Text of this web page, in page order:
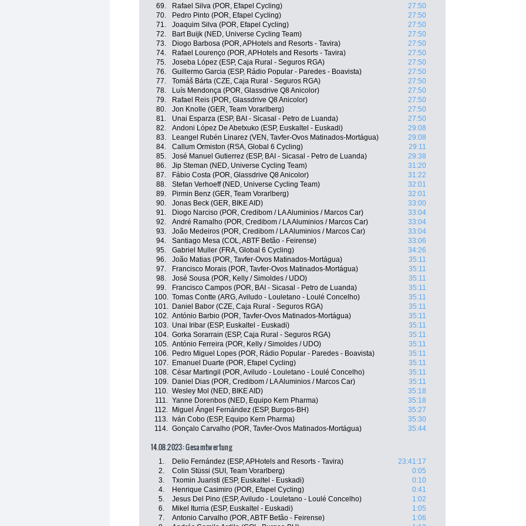
69.
Rafael Silva (POR, Efapel Cycling)
27:50
70.
Pedro Pinto (POR, Efapel Cycling)
27:50
71.
Joaquim Silva (POR, Efapel Cycling)
27:50
72.
Bart Buijk (NED, Universe Cycling Team)
27:50
73.
Diogo Barbosa (POR, APHotels and Resorts - Tavira)
27:50
74.
Rafael Lourenço (POR, APHotels and Resorts - Tavira)
27:50
75.
Joseba López (ESP, Caja Rural - Seguros RGA)
27:50
76.
Guillermo Garcia (ESP, Rádio Popular - Paredes - Boavista)
27:50
77.
Tomáš Bárta (CZE, Caja Rural - Seguros RGA)
27:50
78.
Luís Mendonça (POR, Glassdrive Q8 Anicolor)
27:50
79.
Rafael Reis (POR, Glassdrive Q8 Anicolor)
27:50
80.
Jon Knolle (GER, Team Vorarlberg)
27:50
81.
Unai Esparza (ESP, BAI - Sicasal - Petro de Luanda)
27:50
82.
Andoni López De Abetxuko (ESP, Euskaltel - Euskadi)
29:08
83.
Leangel Rubén Linarez (VEN, Tavfer-Ovos Matinados-Mortágua)
29:08
84.
Callum Ormiston (RSA, Global 6 Cycling)
29:11
85.
José Manuel Gutierrez (ESP, BAI - Sicasal - Petro de Luanda)
29:38
86.
Jip Steman (NED, Universe Cycling Team)
31:20
87.
Fábio Costa (POR, Glassdrive Q8 Anicolor)
31:22
88.
Stefan Verhoeff (NED, Universe Cycling Team)
32:01
89.
Pirmin Benz (GER, Team Vorarlberg)
32:01
90.
Jonas Beck (GER, BIKE AID)
33:00
91.
Diogo Narciso (POR, Credibom / LA Aluminios / Marcos Car)
33:04
92.
André Ramalho (POR, Credibom / LA Aluminios / Marcos Car)
33:04
93.
João Medeiros (POR, Credibom / LA Aluminios / Marcos Car)
33:04
94.
Santiago Mesa (COL, ABTF Betão - Feirense)
33:06
95.
Gabriel Muller (FRA, Global 6 Cycling)
34:26
96.
João Matias (POR, Tavfer-Ovos Matinados-Mortágua)
35:11
97.
Francisco Morais (POR, Tavfer-Ovos Matinados-Mortágua)
35:11
98.
José Sousa (POR, Kelly / Simoldes / UDO)
35:11
99.
Francisco Campos (POR, BAI - Sicasal - Petro de Luanda)
35:11
100. Tomas Contte (ARG, Aviludo - Louletano - Loulé Concelho)
35:11
101.
Daniel Babor (CZE, Caja Rural - Seguros RGA)
35:11
102. António Barbio (POR, Tavfer-Ovos Matinados-Mortágua)
35:11
103. Unai Iribar (ESP, Euskaltel - Euskadi)
35:11
104. Gorka Sorarrain (ESP, Caja Rural - Seguros RGA)
35:11
105. António Ferreira (POR, Kelly / Simoldes / UDO)
35:11
106.
Pedro Miguel Lopes (POR, Rádio Popular - Paredes - Boavista)
35:11
107.
Emanuel Duarte (POR, Efapel Cycling)
35:11
108. César Martingil (POR, Aviludo - Louletano - Loulé Concelho)
35:11
109.
Daniel Dias (POR, Credibom / LA Aluminios / Marcos Car)
35:11
110. Wesley Mol (NED, BIKE AID)
35:18
111. Yanne Dorenbos (NED, Equipo Kern Pharma)
35:18
112.
Miguel Ángel Fernández (ESP, Burgos-BH)
35:27
113.
Iván Cobo (ESP, Equipo Kern Pharma)
35:30
114. Gonçalo Carvalho (POR, Tavfer-Ovos Matinados-Mortágua) 35:44
14.08.2023: Gesamtwertung
1. Delio Fernández (ESP, APHotels and Resorts - Tavira)
23:41:17
2.
Colin Stüssi (SUI, Team Vorarlberg)
0:05
3.
Txomin Juaristi (ESP, Euskaltel - Euskadi)
0:10
4.
Henrique Casimiro (POR, Efapel Cycling)
0:41
5.
Jesus Del Pino (ESP, Aviludo - Louletano - Loulé Concelho)
1:02
6.
Mikel Iturria (ESP, Euskaltel - Euskadi)
1:05
7.
Antonio Carvalho (POR, ABTF Betão - Feirense)
1:06